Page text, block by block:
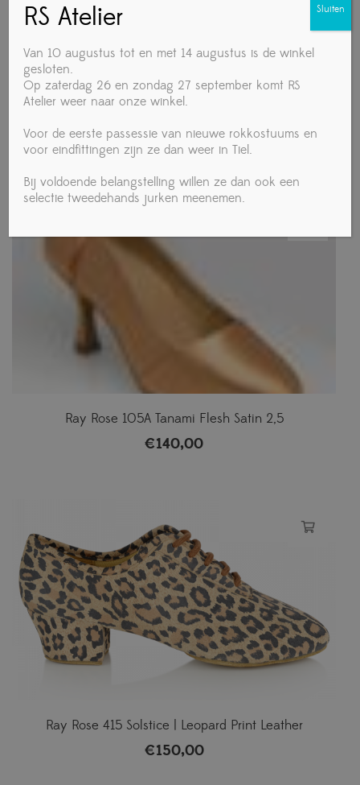
€ 12,00
Ray Rose 105A Tanami Flesh Satin 2,5
€140,00
Ray Rose 415 Solstice | Leopard Print Leather
€150,00
RS Atelier
Van 10 augustus tot en met 14 augustus is de winkel
gesloten.
Op zaterdag 26 en zondag 27 september komt RS
Atelier weer naar onze winkel.
Voor de eerste passessie van nieuwe rokkostuums en
voor eindfittingen zijn ze dan weer in Tiel.
Bij voldoende belangstelling willen ze dan ook een
selectie tweedehands jurken meenemen.
Sluiten